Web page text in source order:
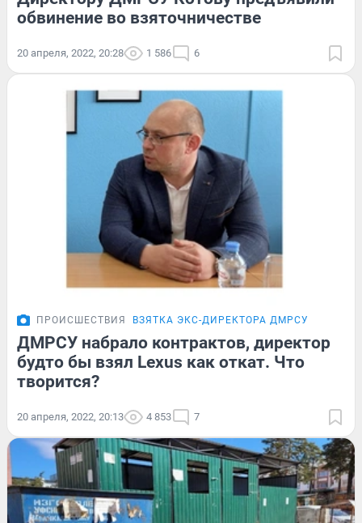
обвинение во взяточничестве
20 апреля, 2022, 20:28 1 586 6
ПРОИСШЕСТВИЯ ВЗЯТКА ЭКС-ДИРЕКТОРА ДМРСУ
ДМРСУ набрало контрактов, директор
будто бы взял Lexus как откат. Что
творится?
20 апреля, 2022, 20:13 4 853 7